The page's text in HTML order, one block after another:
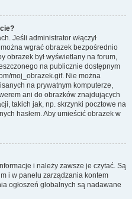
Jeśli administrator włączył
wgrać obrazek bezpośrednio
obrazek był wyświetlany na forum,
na publicznie dostępnym
moj_obrazek.gif. Nie można
na prywatnym komputerze,
ani do obrazków znajdujących
takich jak, np. skrzynki pocztowe na
hasłem. Aby umieścić obrazek w
i należy zawsze je czytać. Są
i w panelu zarządzania kontem
ogłoszeń globalnych są nadawane